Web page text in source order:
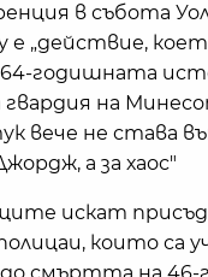
в събота
„действие,
годишната
на
вече не става
а за хаос"
искат
които са